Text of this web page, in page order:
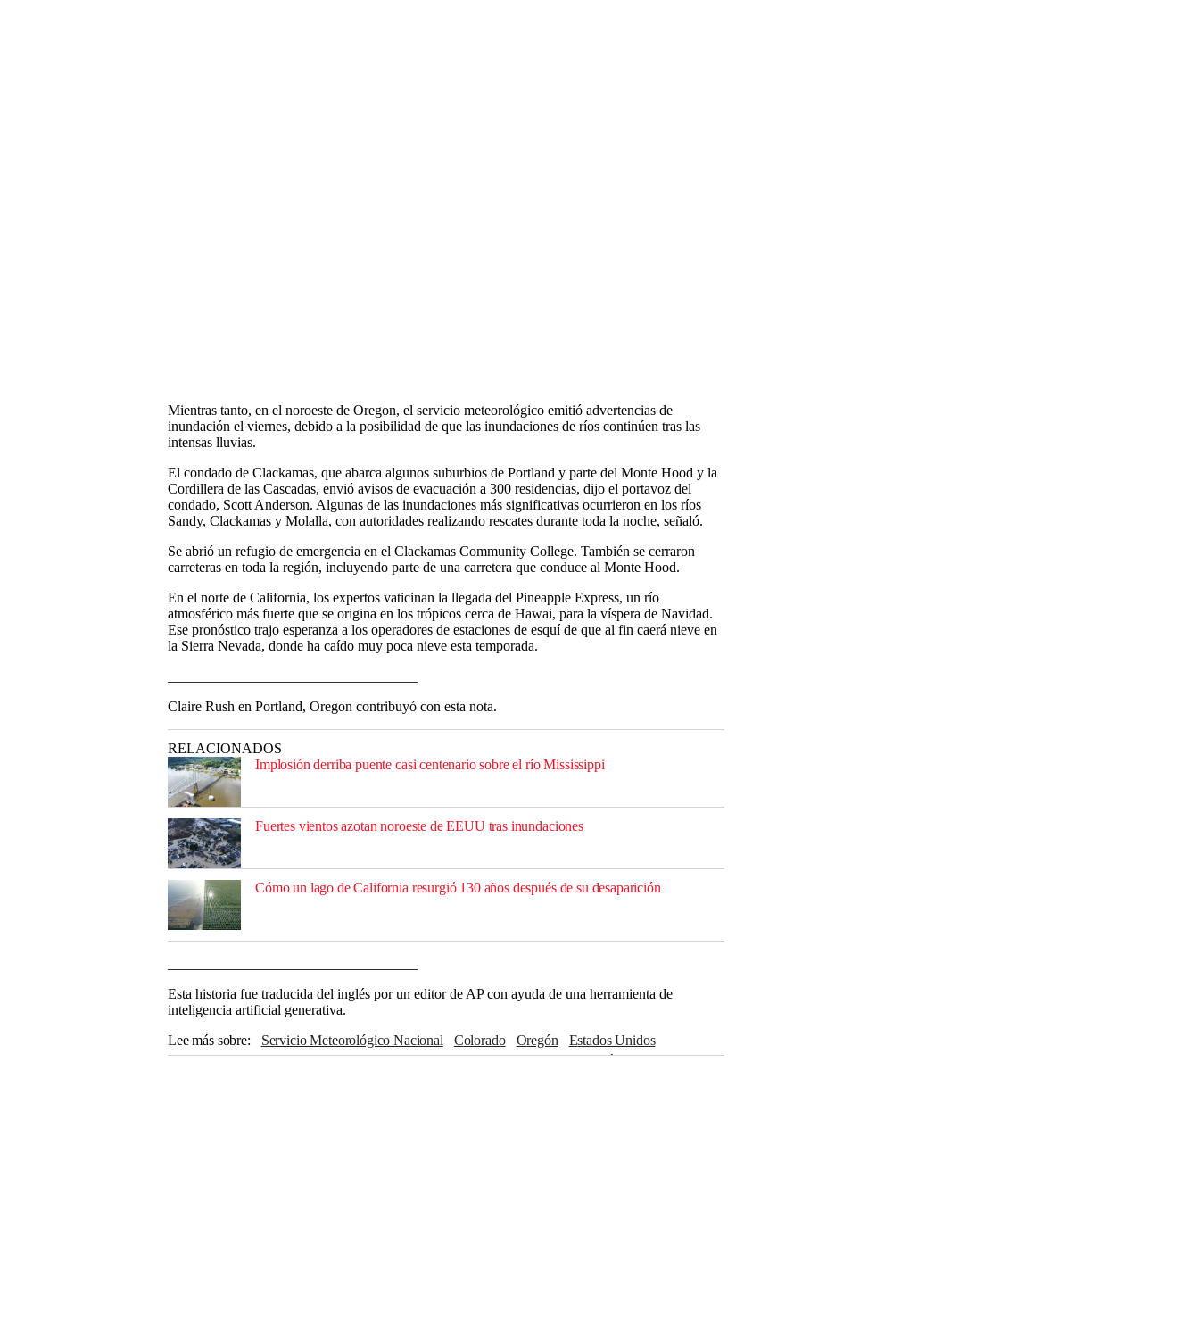
Mientras tanto, en el noroeste de Oregon, el servicio meteorológico emitió advertencias de
inundación el viernes, debido a la posibilidad de que las inundaciones de ríos continúen tras las
intensas lluvias.
El condado de Clackamas, que abarca algunos suburbios de Portland y parte del Monte Hood y la
Cordillera de las Cascadas, envió avisos de evacuación a 300 residencias, dijo el portavoz del
condado, Scott Anderson. Algunas de las inundaciones más significativas ocurrieron en los ríos
Sandy, Clackamas y Molalla, con autoridades realizando rescates durante toda la noche, señaló.
Se abrió un refugio de emergencia en el Clackamas Community College. También se cerraron
carreteras en toda la región, incluyendo parte de una carretera que conduce al Monte Hood.
En el norte de California, los expertos vaticinan la llegada del Pineapple Express, un río
atmosférico más fuerte que se origina en los trópicos cerca de Hawai, para la víspera de Navidad.
Ese pronóstico trajo esperanza a los operadores de estaciones de esquí de que al fin caerá nieve en
la Sierra Nevada, donde ha caído muy poca nieve esta temporada.
Claire Rush en Portland, Oregon contribuyó con esta nota.
RELACIONADOS
Implosión derriba puente casi centenario sobre el río Mississippi
Fuertes vientos azotan noroeste de EEUU tras inundaciones
Cómo un lago de California resurgió 130 años después de su desaparición
Esta historia fue traducida del inglés por un editor de AP con ayuda de una herramienta de
inteligencia artificial generativa.
Lee más sobre
Servicio Meteorológico Nacional Colorado Oregón
Estados Unidos
Dakota del Norte
California Texas Washington Portland Wyoming Hawái